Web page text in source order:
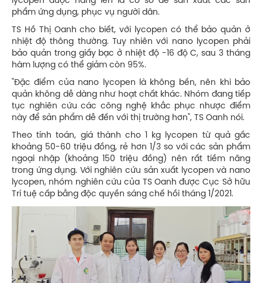
phẩm ứng dụng, phục vụ người dân.
TS Hồ Thị Oanh cho biết, với lycopen có thể bảo quản ở
nhiệt độ thông thường. Tuy nhiên với nano lycopen phải
bảo quản trong giấy bạc ở nhiệt độ -16 độ C, sau 3 tháng
hàm lượng có thể giảm còn 95%.
"Đặc điểm của nano lycopen là không bền, nên khi bảo
quản không dễ dàng như hoạt chất khác. Nhóm đang tiếp
tục nghiên cứu các công nghệ khắc phục nhược điểm
này để sản phẩm dễ đến với thị trường hơn", TS Oanh nói.
Theo tính toán, giá thành cho 1 kg lycopen từ quả gấc
khoảng 50-60 triệu đồng, rẻ hơn 1/3 so với các sản phẩm
ngoại nhập (khoảng 150 triệu đồng) nên rất tiềm năng
trong ứng dụng. Với nghiên cứu sản xuất lycopen và nano
lycopen, nhóm nghiên cứu của TS Oanh được Cục Sở hữu
Trí tuệ cấp bằng độc quyền sáng chế hồi tháng 1/2021.